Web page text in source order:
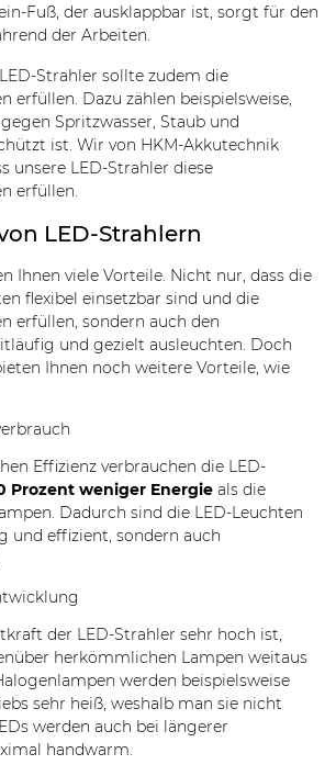
Fuß, der ausklappbar ist, sorgt für den
der Arbeiten.
Strahler sollte zudem die
erfüllen. Dazu zählen beispielsweise,
Spritzwasser, Staub und
ist. Wir von HKM-Akkutechnik
unsere LED-Strahler diese
erfüllen.
LED-Strahlern
Ihnen viele Vorteile. Nicht nur, dass die
flexibel einsetzbar sind und die
erfüllen, sondern auch den
und gezielt ausleuchten. Doch
Ihnen noch weitere Vorteile, wie
Effizienz verbrauchen die LED-
Prozent weniger Energie als die
Dadurch sind die LED-Leuchten
und effizient, sondern auch
der LED-Strahler sehr hoch ist,
herkömmlichen Lampen weitaus
werden beispielsweise
sehr heiß, weshalb man sie nicht
werden auch bei längerer
handwarm.